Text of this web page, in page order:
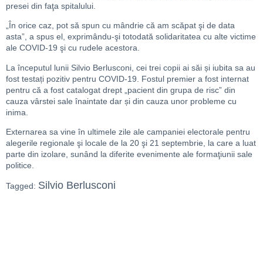
presei din faţa spitalului.
„În orice caz, pot să spun cu mândrie că am scăpat şi de data
asta”, a spus el, exprimându-şi totodată solidaritatea cu alte victime
ale COVID-19 şi cu rudele acestora.
La începutul lunii Silvio Berlusconi, cei trei copii ai săi și iubita sa au
fost testați pozitiv pentru COVID-19. Fostul premier a fost internat
pentru că a fost catalogat drept „pacient din grupa de risc” din
cauza vârstei sale înaintate dar și din cauza unor probleme cu
inima.
Externarea sa vine în ultimele zile ale campaniei electorale pentru
alegerile regionale şi locale de la 20 şi 21 septembrie, la care a luat
parte din izolare, sunând la diferite evenimente ale formaţiunii sale
politice.
Tagged: Silvio Berlusconi